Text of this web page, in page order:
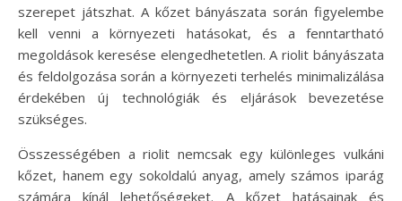
szerepet játszhat. A kőzet bányászata során figyelembe
kell venni a környezeti hatásokat, és a fenntartható
megoldások keresése elengedhetetlen. A riolit bányászata
és feldolgozása során a környezeti terhelés minimalizálása
érdekében új technológiák és eljárások bevezetése
szükséges.
Összességében a riolit nemcsak egy különleges vulkáni
kőzet, hanem egy sokoldalú anyag, amely számos iparág
számára kínál lehetőségeket. A kőzet hatásainak és